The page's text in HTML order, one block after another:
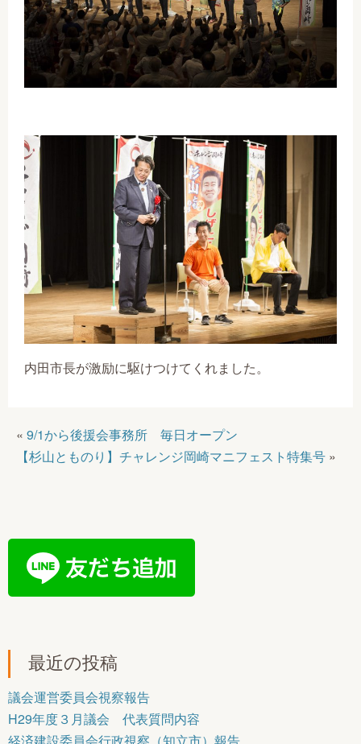
内田市長が激励に駆けつけてくれました。
« 9/1から後援会事務所 毎日オープン
【杉山とものり】チャレンジ岡崎マニフェスト特集号 »
最近の投稿
議会運営委員会視察報告
H29年度３月議会 代表質問内容
経済建設委員会行政視察（知立市）報告